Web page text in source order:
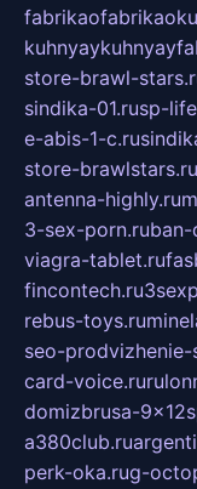
store-brawl-
sindika-01.rusp-
e-abis-1-c.ru
store-brawlstars.ru
antenna-highly.ru
3-sex-porn.ruban-
viagra-tablet.ru
fincontech.ru
rebus-toys.ru
seo-
card-voice.ru
domizbrusa-
a380club.ru
perk-oka.rug-